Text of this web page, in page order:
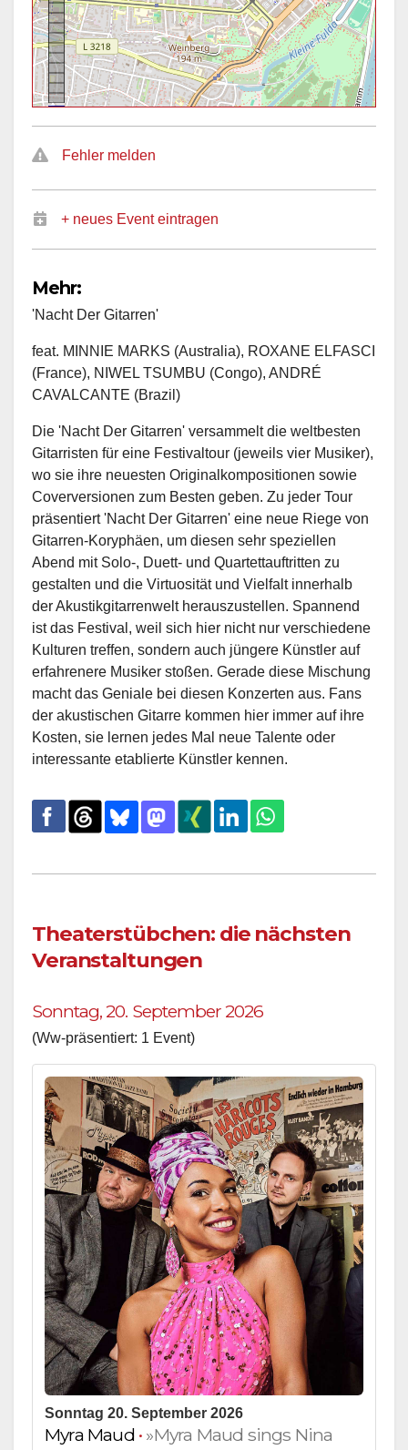
Fehler melden
+ neues Event eintragen
Mehr:
'Nacht Der Gitarren'
feat. MINNIE MARKS (Australia), ROXANE ELFASCI
(France), NIWEL TSUMBU (Congo), ANDRÉ
CAVALCANTE (Brazil)
Die 'Nacht Der Gitarren' versammelt die weltbesten
Gitarristen für eine Festivaltour (jeweils vier Musiker),
wo sie ihre neuesten Originalkompositionen sowie
Coverversionen zum Besten geben. Zu jeder Tour
präsentiert 'Nacht Der Gitarren' eine neue Riege von
Gitarren-Koryphäen, um diesen sehr speziellen
Abend mit Solo-, Duett- und Quartettauftritten zu
gestalten und die Virtuosität und Vielfalt innerhalb
der Akustikgitarrenwelt herauszustellen. Spannend
ist das Festival, weil sich hier nicht nur verschiedene
Kulturen treffen, sondern auch jüngere Künstler auf
erfahrenere Musiker stoßen. Gerade diese Mischung
macht das Geniale bei diesen Konzerten aus. Fans
der akustischen Gitarre kommen hier immer auf ihre
Kosten, sie lernen jedes Mal neue Talente oder
interessante etablierte Künstler kennen.
Theaterstübchen: die nächsten
Veranstaltungen
Sonntag, 20. September 2026
(Ww-präsentiert: 1 Event)
Sonntag 20. September 2026
Myra Maud • »Myra Maud sings Nina